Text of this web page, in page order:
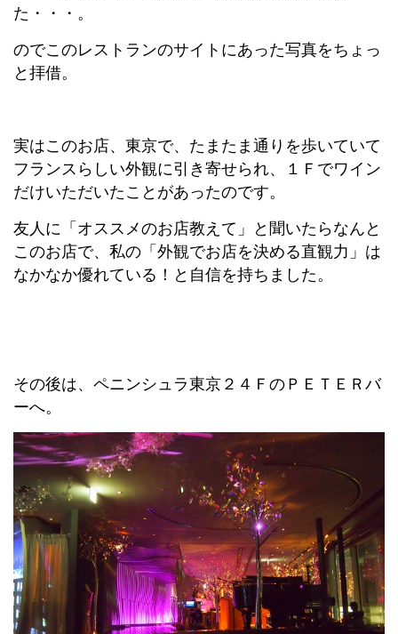
た・・・。
のでこのレストランのサイトにあった写真をちょっ
と拝借。
実はこのお店、東京で、たまたま通りを歩いていて
フランスらしい外観に引き寄せられ、１Ｆでワイン
だけいただいたことがあったのです。
友人に「オススメのお店教えて」と聞いたらなんと
このお店で、私の「外観でお店を決める直観力」は
なかなか優れている！と自信を持ちました。
その後は、ペニンシュラ東京２４ＦのＰＥＴＥＲバ
ーへ。